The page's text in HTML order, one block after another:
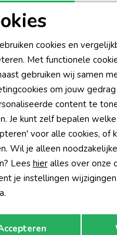
-30%
APR Apricot
cookies
cookies
Terug
cookies en
Met functionele
gebruiken wij samen
om jouw
content te
Je kunt zelf bepalen
voor alle cookies, of
Wil je alleen
Lees hieralles over onze
je instellingen